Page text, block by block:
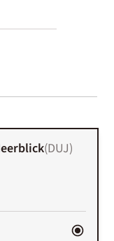
(DUJ)